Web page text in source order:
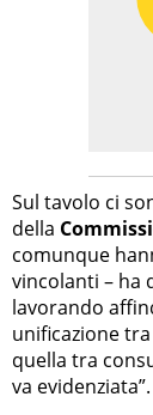
Sul tavolo ci
della
comunque
vincolanti – ha
lavorando
unificazione
quella tra
va evidenziata”.